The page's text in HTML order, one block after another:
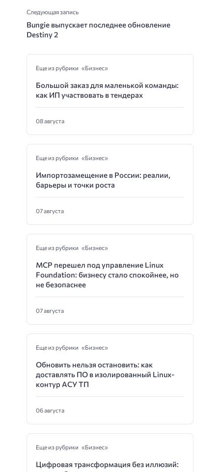
Следующая запись
Bungie выпускает последнее обновление
Destiny 2
Еще из рубрики «Бизнес»
Большой заказ для маленькой команды:
как ИП участвовать в тендерах
08 августа
Еще из рубрики «Бизнес»
Импортозамещение в России: реалии,
барьеры и точки роста
07 августа
Еще из рубрики «Бизнес»
MCP перешел под управление Linux
Foundation: бизнесу стало спокойнее, но
не безопаснее
07 августа
Еще из рубрики «Бизнес»
Обновить нельзя остановить: как
доставлять ПО в изолированный Linux-
контур АСУ ТП
06 августа
Еще из рубрики «Бизнес»
Цифровая трансформация без иллюзий: